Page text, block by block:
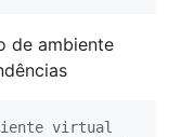
de ambiente
virtual